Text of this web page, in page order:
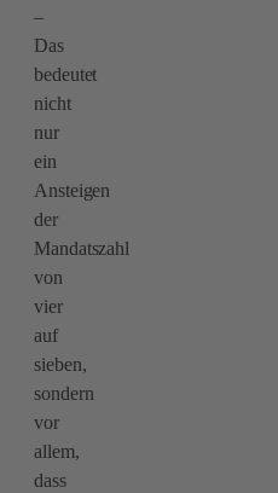
–
Das
bedeutet
nicht
nur
ein
Ansteigen
der
Mandatszahl
von
vier
auf
sieben,
sondern
vor
allem,
dass